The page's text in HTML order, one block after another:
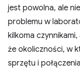
jest powolna, ale
problemu w
kilkoma
że okoliczności, w
sprzętu i